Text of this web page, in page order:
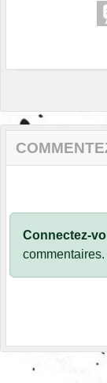
Connectez-
commentaires.